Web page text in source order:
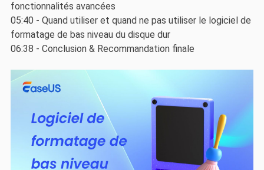
fonctionnalités avancées
05:40 - Quand utiliser et quand ne pas utiliser le logiciel de
formatage de bas niveau du disque dur
06:38 - Conclusion & Recommandation finale